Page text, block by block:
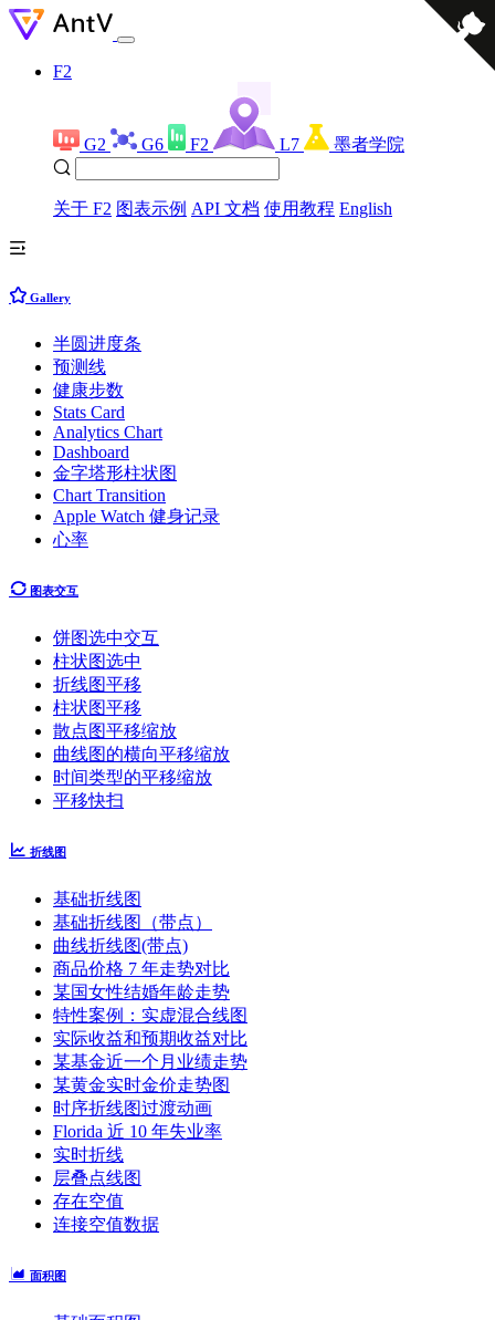
F2
G2 G6 F2 L7 墨者学院
关于 F2 图表示例 API 文档 使用教程 English
Gallery
半圆进度条
预测线
健康步数
Stats Card
Analytics Chart
Dashboard
金字塔形柱状图
Chart Transition
Apple Watch 健身记录
心率
图表交互
饼图选中交互
柱状图选中
折线图平移
柱状图平移
散点图平移缩放
曲线图的横向平移缩放
时间类型的平移缩放
平移快扫
折线图
基础折线图
基础折线图（带点）
曲线折线图(带点)
商品价格 7 年走势对比
某国女性结婚年龄走势
特性案例：实虚混合线图
实际收益和预期收益对比
某基金近一个月业绩走势
某黄金实时金价走势图
时序折线图过渡动画
Florida 近 10 年失业率
实时折线
层叠点线图
存在空值
连接空值数据
面积图